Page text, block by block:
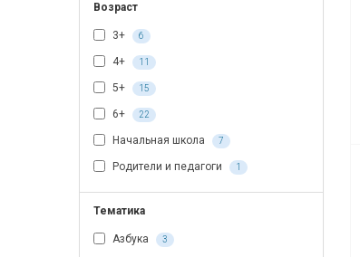
Возраст
3+ 6
4+ 11
5+ 15
6+ 22
Начальная школа 7
Родители и педагоги 1
Тематика
Азбука 3